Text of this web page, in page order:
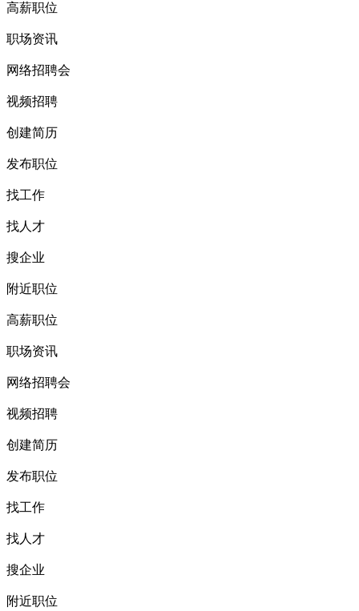
高薪职位
职场资讯
网络招聘会
视频招聘
创建简历
发布职位
找工作
找人才
搜企业
附近职位
高薪职位
职场资讯
网络招聘会
视频招聘
创建简历
发布职位
找工作
找人才
搜企业
附近职位